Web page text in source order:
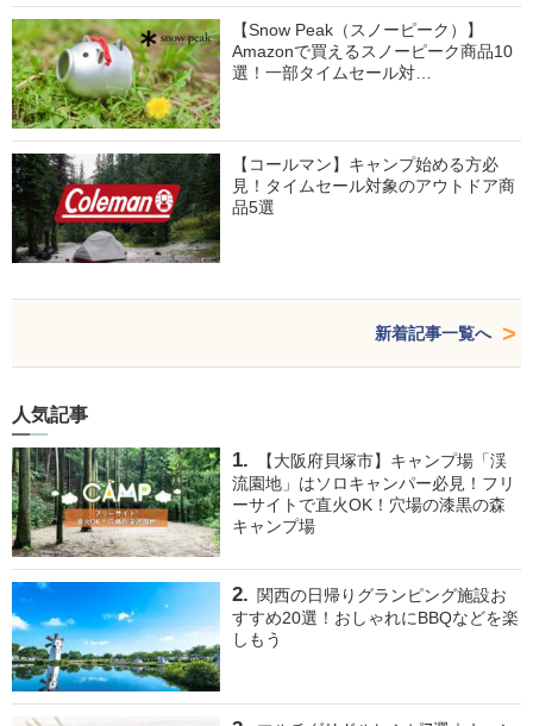
【Snow Peak（スノーピーク）】
Amazonで買えるスノーピーク商品10
選！一部タイムセール対…
【コールマン】キャンプ始める方必
見！タイムセール対象のアウトドア商
品5選
新着記事一覧へ
人気記事
【大阪府貝塚市】キャンプ場「渓
流園地」はソロキャンパー必見！フリ
ーサイトで直火OK！穴場の漆黒の森
キャンプ場
関西の日帰りグランピング施設お
すすめ20選！おしゃれにBBQなどを楽
しもう